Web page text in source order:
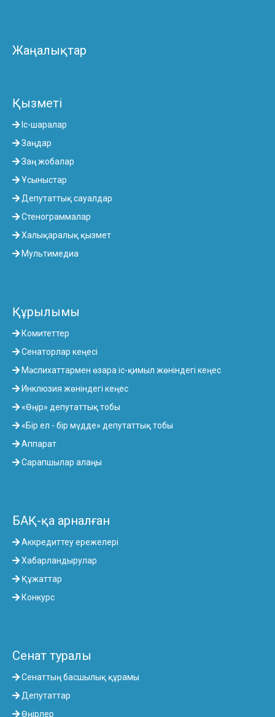
Жаңалықтар
Қызметі
Іс-шаралар
Заңдар
Заң жобалар
Ұсыныстар
Депутаттық сауалдар
Стенограммалар
Халықаралық қызмет
Мультимедиа
Құрылымы
Комитеттер
Сенаторлар кеңесі
Мәслихаттармен өзара іс-қимыл жөніндегі кеңес
Инклюзия жөніндегі кеңес
«Өңір» депутаттық тобы
«Бір ел - бір мүдде» депутаттық тобы
Аппарат
Сарапшылар алаңы
БАҚ-қа арналған
Аккредиттеу ережелері
Хабарландырулар
Құжаттар
Конкурс
Сенат туралы
Сенаттың басшылық құрамы
Депутаттар
Өңірлер